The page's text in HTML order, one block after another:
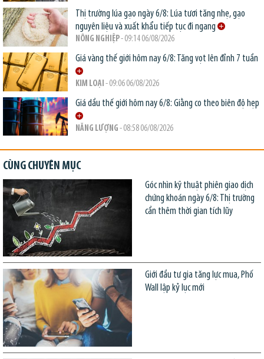
Thị trường lúa gạo ngày 6/8: Lúa tươi tăng nhẹ, gạo
nguyên liệu và xuất khẩu tiếp tục đi ngang
NÔNG NGHIỆP- 09:14 06/08/2026
Giá vàng thế giới hôm nay 6/8: Tăng vọt lên đỉnh 7 tuần
KIM LOẠI - 09:06 06/08/2026
Giá dầu thế giới hôm nay 6/8: Giằng co theo biên độ hẹp
NĂNG LƯỢNG - 08:58 06/08/2026
CÙNG CHUYÊN MỤC
Góc nhìn kỹ thuật phiên giao dịch
chứng khoán ngày 6/8: Thị trường
cần thêm thời gian tích lũy
Giới đầu tư gia tăng lực mua, Phố
Wall lập kỷ lục mới